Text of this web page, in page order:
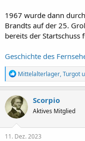
1967 wurde dann
Brandts auf der 25.
bereits der Startschuss
Geschichte des
R
e
a
k
t
i
o
n
e
Mittelalterlager,Turgot
Scorpio
Aktives Mitglied
11. Dez. 2023